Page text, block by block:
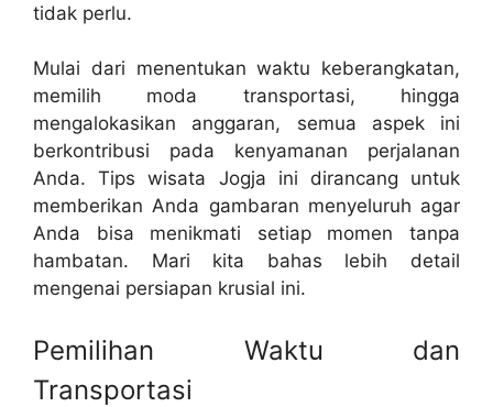
tidak perlu.
Mulai dari menentukan waktu keberangkatan,
memilih moda transportasi, hingga
mengalokasikan anggaran, semua aspek ini
berkontribusi pada kenyamanan perjalanan
Anda. Tips wisata Jogja ini dirancang untuk
memberikan Anda gambaran menyeluruh agar
Anda bisa menikmati setiap momen tanpa
hambatan. Mari kita bahas lebih detail
mengenai persiapan krusial ini.
Pemilihan Waktu dan
Transportasi